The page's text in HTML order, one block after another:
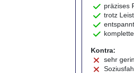
präzises
trotz
Kontra:
sehr